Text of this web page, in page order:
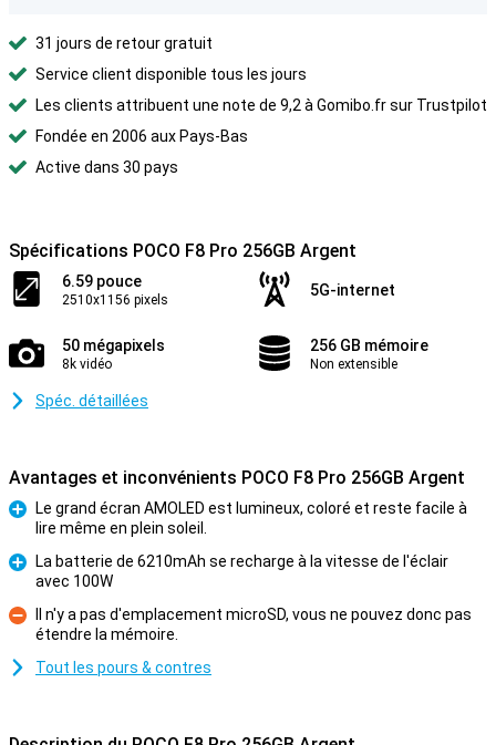
31 jours de retour gratuit
Service client disponible tous les jours
Les clients attribuent une note de 9,2 à Gomibo.fr sur Trustpilot
Fondée en 2006 aux Pays-Bas
Active dans 30 pays
Spécifications POCO F8 Pro 256GB Argent
6.59 pouce
2510x1156 pixels
5G-internet
50 mégapixels
8k vidéo
256 GB mémoire
Non extensible
Spéc. détaillées
Avantages et inconvénients POCO F8 Pro 256GB Argent
Pour
Le grand écran AMOLED est lumineux, coloré et reste facile à
lire même en plein soleil.
Pour
La batterie de 6210mAh se recharge à la vitesse de l'éclair
avec 100W
Contre
Il n'y a pas d'emplacement microSD, vous ne pouvez donc pas
étendre la mémoire.
Tout les pours & contres